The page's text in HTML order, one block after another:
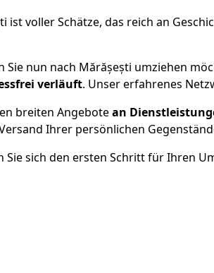
ist voller Schätze, das reich an
Sie nun nach Mărășești umziehen
verläuft. Unser erfahrenes
breiten Angebotean
Ihrer persönlichen
Sie sich den ersten Schritt für Ihren